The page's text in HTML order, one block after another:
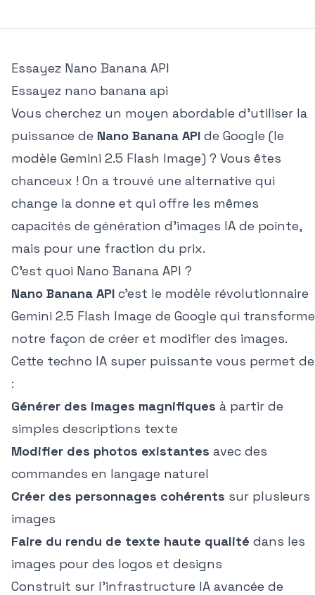
Essayez Nano Banana API
Essayez nano banana api
Vous cherchez un moyen abordable d'utiliser la
puissance de Nano Banana API de Google (le
modèle Gemini 2.5 Flash Image) ? Vous êtes
chanceux ! On a trouvé une alternative qui
change la donne et qui offre les mêmes
capacités de génération d'images IA de pointe,
mais pour une fraction du prix.
C'est quoi Nano Banana API ?
Nano Banana API c'est le modèle révolutionnaire
Gemini 2.5 Flash Image de Google qui transforme
notre façon de créer et modifier des images.
Cette techno IA super puissante vous permet de
:
Générer des images magnifiques à partir de
simples descriptions texte
Modifier des photos existantes avec des
commandes en langage naturel
Créer des personnages cohérents sur plusieurs
images
Faire du rendu de texte haute qualité dans les
images pour des logos et designs
Construit sur l'infrastructure IA avancée de